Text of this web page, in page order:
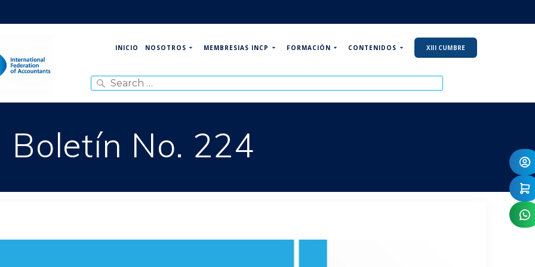
INICIO NOSOTROS MEMBRESIAS INCP FORMACIÓN CONTENIDOS XIII CUMBRE
for:
Boletín No. 224